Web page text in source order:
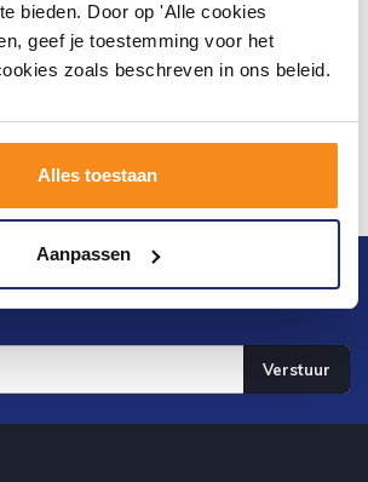
bieden. Door op 'Alle cookies
geef je toestemming voor het
zoals beschreven in ons beleid.
Alles toestaan
Aanpassen
van het laatste nieuws en
Verstuur